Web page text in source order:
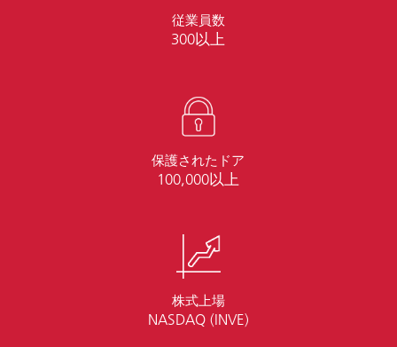
従業員数
300以上
保護されたドア
100,000以上
株式上場
NASDAQ (INVE)